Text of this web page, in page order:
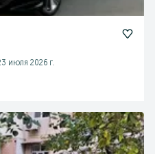
июля 2026 г.